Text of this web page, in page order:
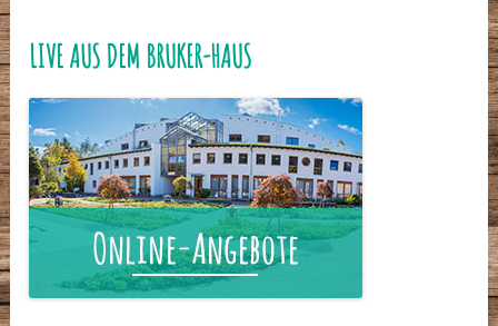
LIVE AUS DEM BRUKER-HAUS